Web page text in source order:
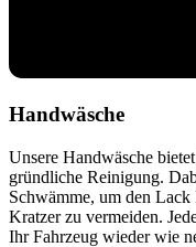
Handwäsche
Unsere Handwäsche
gründliche Reinigung.
Schwämme, um den
Kratzer zu vermeiden.
Ihr Fahrzeug wieder wie